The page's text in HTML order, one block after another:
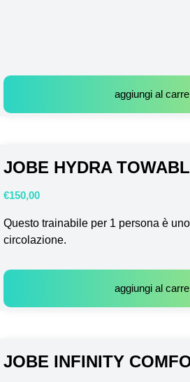
aggiungi al
JOBE HYDRA
€150,00
Questo trainabile per 1 persona è
circolazione.
aggiungi al
JOBE INFINITY